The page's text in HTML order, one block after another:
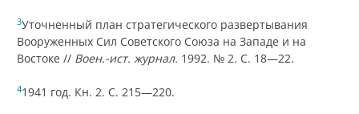
3Уточненный план стратегического развертывания
Вооруженных Сил Советского Союза на Западе и на
Востоке // Воен.-ист. журнал. 1992. № 2. С. 18—22.
41941 год. Кн. 2. С. 215—220.